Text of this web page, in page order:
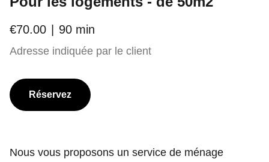
€70.00 90 min
Adresse indiquée par le client
Réservez
Nous vous proposons un service de ménage